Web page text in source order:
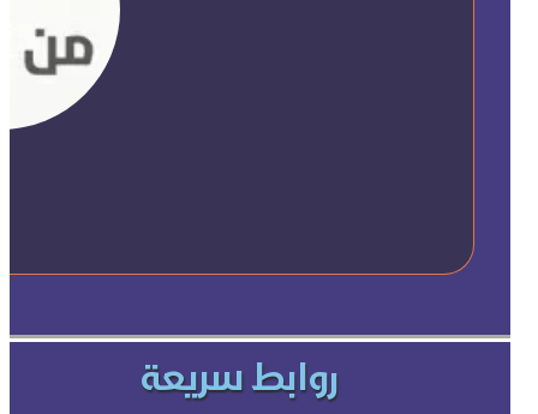
روابط سريعة